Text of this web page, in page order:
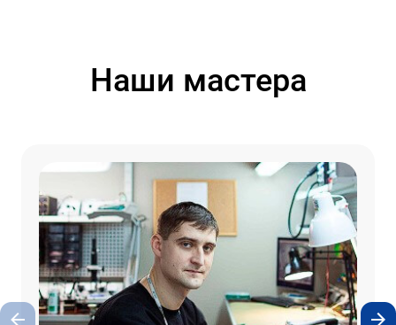
Наши мастера